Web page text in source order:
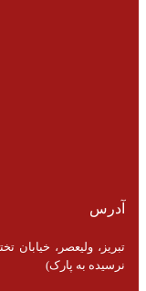
آدرس
نرسیده به پارک)